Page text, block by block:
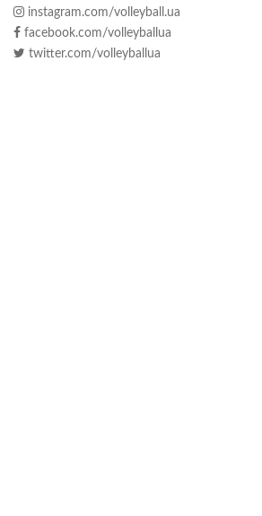
instagram.com/volleyball.ua
facebook.com/volleyballua
twitter.com/volleyballua